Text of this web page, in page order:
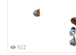
922